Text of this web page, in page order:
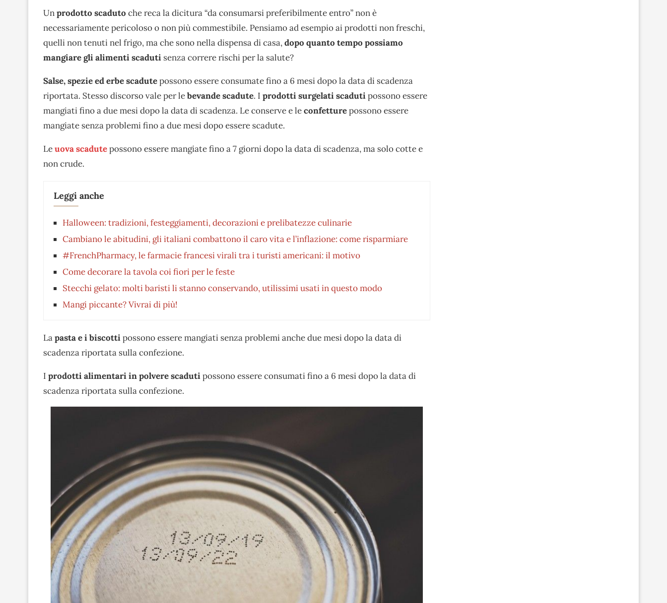
Unprodotto scaduto che reca la dicitura “da consumarsi preferibilmente entro” non è
necessariamente pericoloso o non più commestibile. Pensiamo ad esempio ai prodotti non freschi,
quelli non tenuti nel frigo, ma che sono nella dispensa di casa,dopo quanto tempo possiamo
mangiare gli alimenti scaduti senza correre rischi per la salute?
Salse, spezie ed erbe scadutepossono essere consumate fino a 6 mesi dopo la data di scadenza
riportata. Stesso discorso vale per lebevande scadute. I prodotti surgelati scadutipossono essere
mangiati fino a due mesi dopo la data di scadenza. Le conserve e leconfetturepossono essere
mangiate senza problemi fino a due mesi dopo essere scadute.
Leuova scadutepossono essere mangiate fino a 7 giorni dopo la data di scadenza, ma solo cotte e
non crude.
Leggi anche
Halloween: tradizioni, festeggiamenti, decorazioni e prelibatezze culinarie
Cambiano le abitudini, gli italiani combattono il caro vita e l’inflazione: come risparmiare
#FrenchPharmacy, le farmacie francesi virali tra i turisti americani: il motivo
Come decorare la tavola coi fiori per le feste
Stecchi gelato: molti baristi li stanno conservando, utilissimi usati in questo modo
Mangi piccante? Vivrai di più!
Lapasta e i biscottipossono essere mangiati senza problemi anche due mesi dopo la data di
scadenza riportata sulla confezione.
I prodotti alimentari in polvere scadutipossono essere consumati fino a 6 mesi dopo la data di
scadenza riportata sulla confezione.